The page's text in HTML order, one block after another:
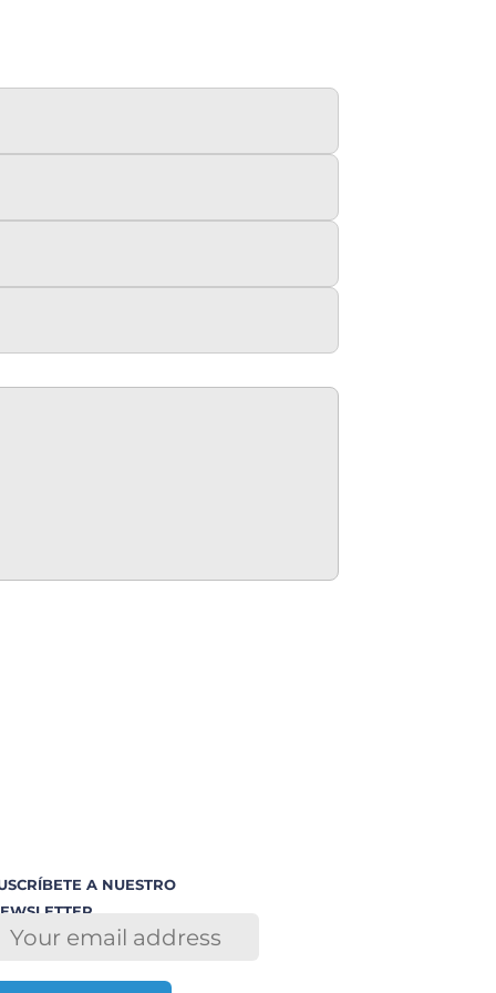
A NUESTRO